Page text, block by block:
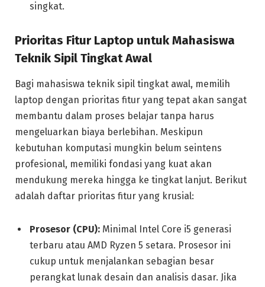
singkat.
Prioritas Fitur Laptop untuk Mahasiswa
Teknik Sipil Tingkat Awal
Bagi mahasiswa teknik sipil tingkat awal, memilih
laptop dengan prioritas fitur yang tepat akan sangat
membantu dalam proses belajar tanpa harus
mengeluarkan biaya berlebihan. Meskipun
kebutuhan komputasi mungkin belum seintens
profesional, memiliki fondasi yang kuat akan
mendukung mereka hingga ke tingkat lanjut. Berikut
adalah daftar prioritas fitur yang krusial:
Prosesor (CPU): Minimal Intel Core i5 generasi
terbaru atau AMD Ryzen 5 setara. Prosesor ini
cukup untuk menjalankan sebagian besar
perangkat lunak desain dan analisis dasar. Jika